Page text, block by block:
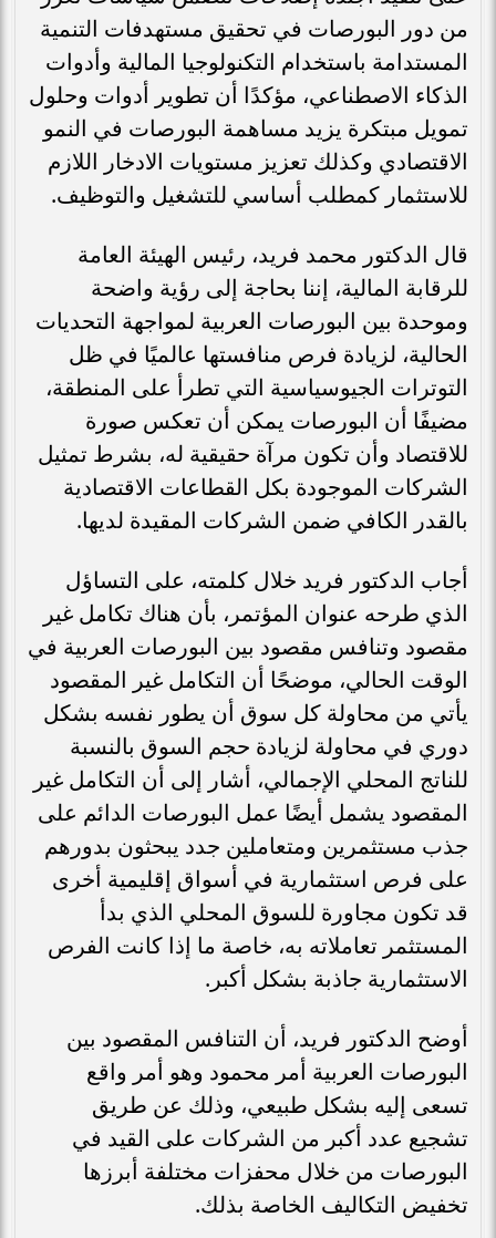
من دور البورصات في تحقيق مستهدفات التنمية
المستدامة باستخدام التكنولوجيا المالية وأدوات
الذكاء الاصطناعي، مؤكدًا أن تطوير أدوات وحلول
تمويل مبتكرة يزيد مساهمة البورصات في النمو
الاقتصادي وكذلك تعزيز مستويات الادخار اللازم
للاستثمار كمطلب أساسي للتشغيل والتوظيف.
قال الدكتور محمد فريد، رئيس الهيئة العامة
للرقابة المالية، إننا بحاجة إلى رؤية واضحة
وموحدة بين البورصات العربية لمواجهة التحديات
الحالية، لزيادة فرص منافستها عالميًا في ظل
التوترات الجيوسياسية التي تطرأ على المنطقة،
مضيفًا أن البورصات يمكن أن تعكس صورة
للاقتصاد وأن تكون مرآة حقيقية له، بشرط تمثيل
الشركات الموجودة بكل القطاعات الاقتصادية
بالقدر الكافي ضمن الشركات المقيدة لديها.
أجاب الدكتور فريد خلال كلمته، على التساؤل
الذي طرحه عنوان المؤتمر، بأن هناك تكامل غير
مقصود وتنافس مقصود بين البورصات العربية في
الوقت الحالي، موضحًا أن التكامل غير المقصود
يأتي من محاولة كل سوق أن يطور نفسه بشكل
دوري في محاولة لزيادة حجم السوق بالنسبة
للناتج المحلي الإجمالي، أشار إلى أن التكامل غير
المقصود يشمل أيضًا عمل البورصات الدائم على
جذب مستثمرين ومتعاملين جدد يبحثون بدورهم
على فرص استثمارية في أسواق إقليمية أخرى
قد تكون مجاورة للسوق المحلي الذي بدأ
المستثمر تعاملاته به، خاصة ما إذا كانت الفرص
الاستثمارية جاذبة بشكل أكبر.
أوضح الدكتور فريد، أن التنافس المقصود بين
البورصات العربية أمر محمود وهو أمر واقع
تسعى إليه بشكل طبيعي، وذلك عن طريق
تشجيع عدد أكبر من الشركات على القيد في
البورصات من خلال محفزات مختلفة أبرزها
تخفيض التكاليف الخاصة بذلك.